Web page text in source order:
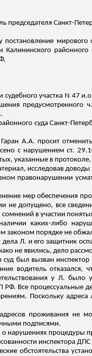
председателя Санкт-
постановление мирового
Калининского
участка N 47 и.о
суда Санкт-
Гаран А.А. просит
с нарушением ст.
указанные в
исследовав
правонарушении
мер обеспечения
не допущено, все
в участии
каких-либо
законом порядке не
дела Л. и его защитник
не явились, дело
суд был вызван
водитель
у Л.
Все процессуальные
Поскольку
проживания не
подписями.
процедуры
инспектора
обстоятельства